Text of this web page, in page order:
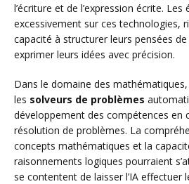
l’écriture et de l’expression écrite. Les
excessivement sur ces technologies,
capacité à structurer leurs pensées
exprimer leurs idées avec précision.
Dans le domaine des mathématiques,
les solveurs de problèmes
développement des compétences en
résolution de problèmes. La
concepts mathématiques et la
raisonnements logiques pourraient
se contentent de laisser l’IA effectuer